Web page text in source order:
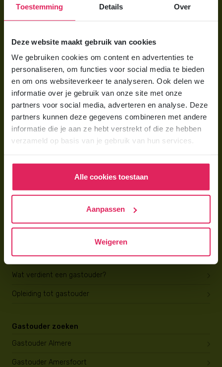
Toestemming Details Over
Deze website maakt gebruik van cookies
We gebruiken cookies om content en advertenties te
personaliseren, om functies voor social media te bieden
en om ons websiteverkeer te analyseren. Ook delen we
informatie over je gebruik van onze site met onze
partners voor social media, adverteren en analyse. Deze
partners kunnen deze gegevens combineren met andere
informatie die je aan ze hebt verstrekt of die ze hebben
verzameld op basis van je gebruik van hun services.
Alle cookies toestaan
Aanpassen
Weigeren
Aanmelden bij 4Kids
Berekening maken
Voor ouders
Wat is gastouderopvang?
Wat kost een gastouder?
Hoe vind ik een gastouder?
Gastouder worden bij 4Kids
Hoe vind ik gastkinderen?
Trainingen & cursussen
Gastouder worden
Wat verdient een gastouder?
Opleiding tot gastouder
Gastouder zoeken
Gastouder Almere
Gastouder Amersfoort